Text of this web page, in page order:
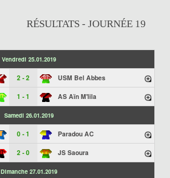
RÉSULTATS - JOURNÉE 19
Vendredi 25.01.2019
2 - 2 USM Bel Abbes
1 - 1 AS Aïn M'lila
Samedi 26.01.2019
0 - 1 Paradou AC
2 - 0 JS Saoura
Dimanche 27.01.2019